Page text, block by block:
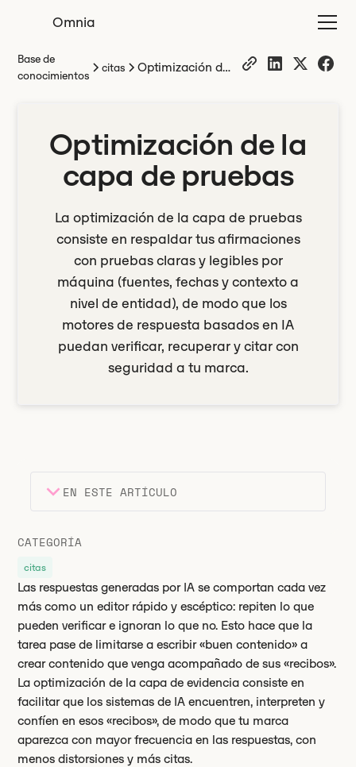
Omnia
Base de
conocimientos
citas
Optimización de
Optimización de la
capa de pruebas
La optimización de la capa de pruebas
consiste en respaldar tus afirmaciones
con pruebas claras y legibles por
máquina (fuentes, fechas y contexto a
nivel de entidad), de modo que los
motores de respuesta basados en IA
puedan verificar, recuperar y citar con
seguridad a tu marca.
EN ESTE ARTÍCULO
Encabezado 2
Encabezado 3
Puntos clave
CATEGORÍA
citas
Las respuestas generadas por IA se comportan cada vez
más como un editor rápido y escéptico: repiten lo que
pueden verificar e ignoran lo que no. Esto hace que la
tarea pase de limitarse a escribir «buen contenido» a
crear contenido que venga acompañado de sus «recibos».
La optimización de la capa de evidencia consiste en
facilitar que los sistemas de IA encuentren, interpreten y
confíen en esos «recibos», de modo que tu marca
aparezca con mayor frecuencia en las respuestas, con
menos distorsiones y más citas.